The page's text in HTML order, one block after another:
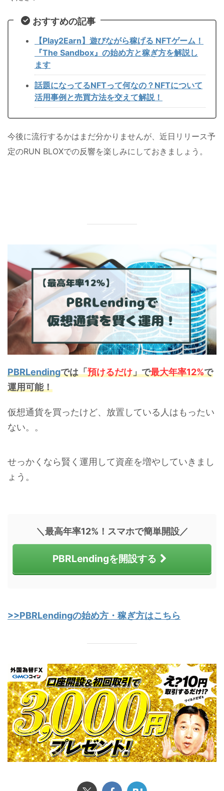
おすすめの記事
【Play2Earn】遊びながら稼げる NFTゲーム！
『The Sandbox』の始め方と稼ぎ方を解説し
ます
話題になってるNFTって何なの？NFTについて
活用事例と売買方法を交えて解説！
今後に流行するかはまだ分かりませんが、近日リリース予
定のRUN BLOXでの反響を楽しみにしておきましょう。
PBRLendingでは「預けるだけ」で最大年率12%で
運用可能！
仮想通貨を買ったけど、放置している人はもったい
ない。。
せっかくなら賢く運用して資産を増やしていきまし
ょう。
＼最高年率12%！スマホで簡単開設／
PBRLendingを開設する
>>PBRLendingの始め方・稼ぎ方はこちら